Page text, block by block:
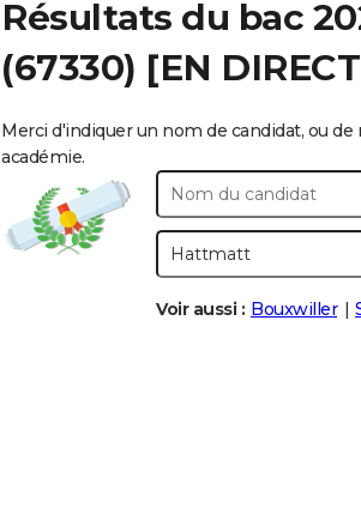
Résultats du bac
(67330) [EN
Merci d'indiquer un nom de candidat, ou
académie.
Voir aussi : Bouxwiller